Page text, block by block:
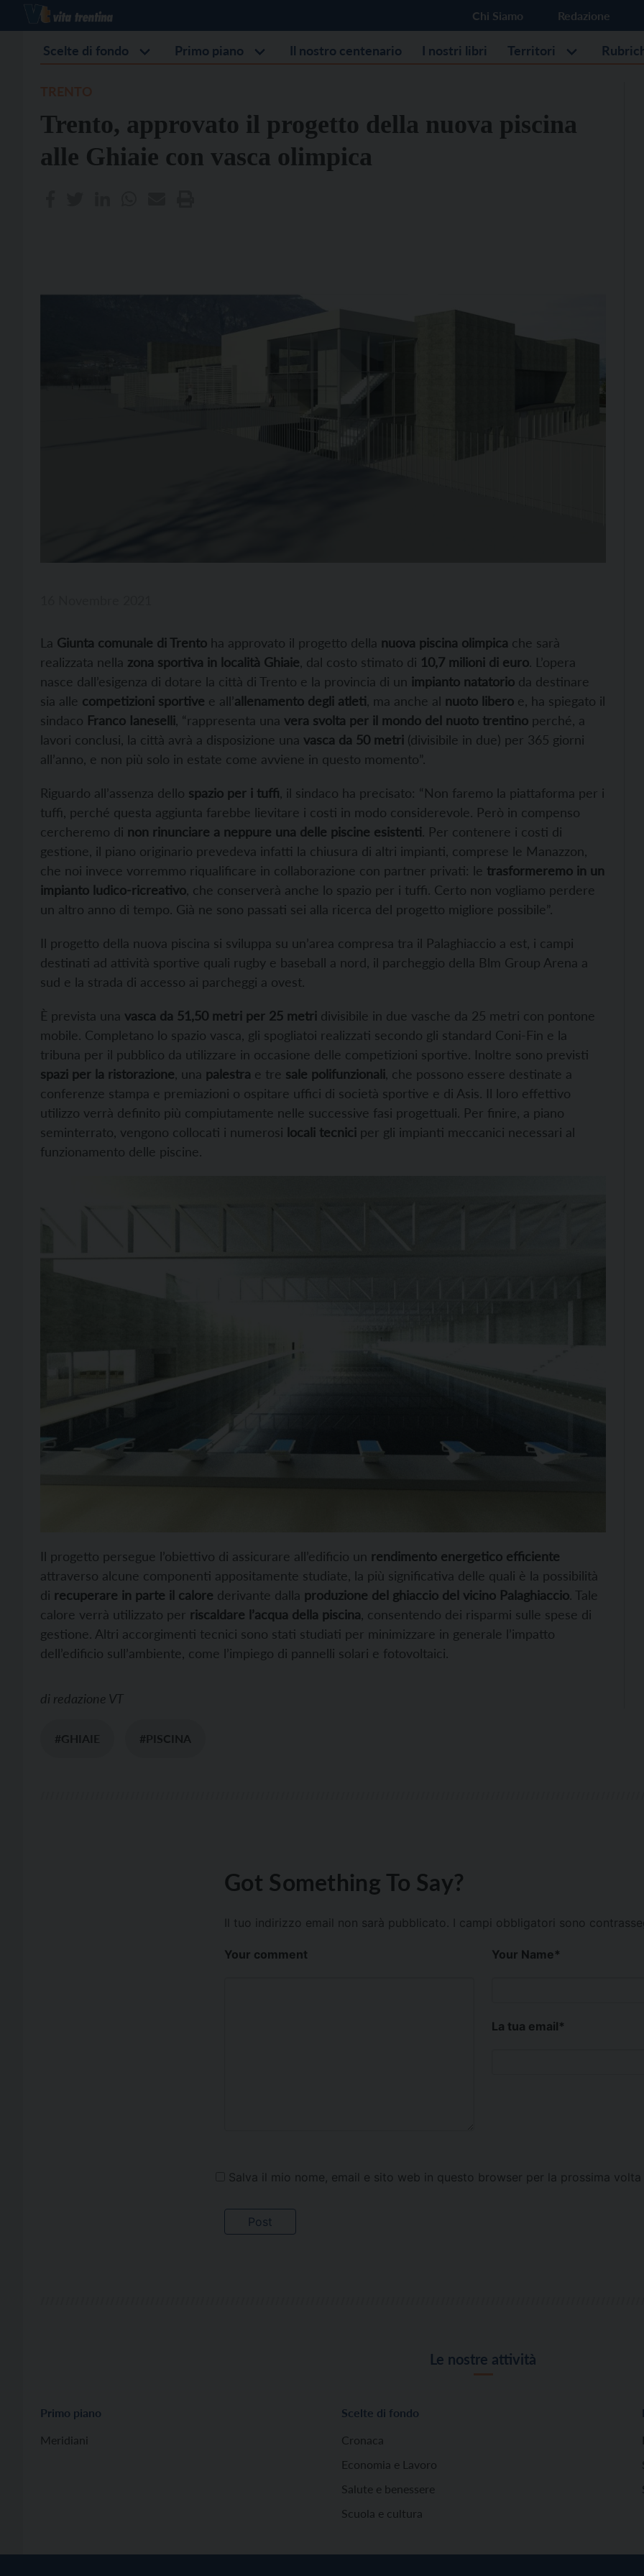
Chi Siamo Redazione
Scelte di fondo Primo piano Il nostro centenario I nostri libri Territori
Trento, approvato il progetto della nuova piscina
alle Ghiaie con vasca olimpica
La Giunta comunale di Trento ha approvato il progetto della nuova piscina olimpica che sarà
realizzata nella zona sportiva in località Ghiaie , dal costo stimato di 10,7 milioni di euro. L’opera
nasce dall’esigenza di dotare la città di Trento e la provincia di un impianto natatorio da destinare
sia alle competizioni sportive e all’allenamento degli atleti , ma anche al nuoto libero e, ha spiegato il
sindaco Franco Ianeselli , “rappresenta una vera svolta per il mondo del nuoto trentino perché, a
lavori conclusi, la città avrà a disposizione una vasca da 50 metri (divisibile in due) per 365 giorni
all’anno, e non più solo in estate come avviene in questo momento”.
Riguardo all’assenza dello spazio per i tuffi , il sindaco ha precisato: “Non faremo la piattaforma per i
tuffi, perché questa aggiunta farebbe lievitare i costi in modo considerevole. Però in compenso
cercheremo di non rinunciare a neppure una delle piscine esistenti. Per contenere i costi di
gestione, il piano originario prevedeva infatti la chiusura di altri impianti, comprese le Manazzon,
che noi invece vorremmo riqualificare in collaborazione con partner privati: le trasformeremo in un
impianto ludico-ricreativo , che conserverà anche lo spazio per i tuffi. Certo non vogliamo perdere
un altro anno di tempo. Già ne sono passati sei alla ricerca del progetto migliore possibile”.
Il progetto della nuova piscina si sviluppa su un’area compresa tra il Palaghiaccio a est, i campi
destinati ad attività sportive quali rugby e baseball a nord, il parcheggio della Blm Group Arena a
sud e la strada di accesso ai parcheggi a ovest.
È prevista una vasca da 51,50 metri per 25 metri divisibile in due vasche da 25 metri con pontone
mobile. Completano lo spazio vasca, gli spogliatoi realizzati secondo gli standard Coni-Fin e la
tribuna per il pubblico da utilizzare in occasione delle competizioni sportive. Inoltre sono previsti
spazi per la ristorazione , una palestra e tre sale polifunzionali , che possono essere destinate a
conferenze stampa e premiazioni o ospitare uffici di società sportive e di Asis. Il loro effettivo
utilizzo verrà definito più compiutamente nelle successive fasi progettuali. Per finire, a piano
seminterrato, vengono collocati i numerosi locali tecnici per gli impianti meccanici necessari al
funzionamento delle piscine.
Il progetto persegue l’obiettivo di assicurare all’edificio un rendimento energetico efficiente
attraverso alcune componenti appositamente studiate, la più significativa delle quali è la possibilità
di recuperare in parte il calore derivante dalla produzione del ghiaccio del vicino Palaghiaccio. Tale
calore verrà utilizzato per riscaldare l’acqua della piscina , consentendo dei risparmi sulle spese di
gestione. Altri accorgimenti tecnici sono stati studiati per minimizzare in generale l’impatto
dell’edificio sull’ambiente, come l’impiego di pannelli solari e fotovoltaici.
di redazione VT
#GHIAIE #PISCINA
Got Something To Say?
Il tuo indirizzo email non sarà pubblicato. I campi obbligatori sono
Your comment Your Name*
La tua email*
Salva il mio nome, email e sito web in questo browser per la prossima
Le nostre attività
Primo piano
Meridiani
Scelte di fondo
Cronaca
Economia e Lavoro
Salute e benessere
Scuola e cultura